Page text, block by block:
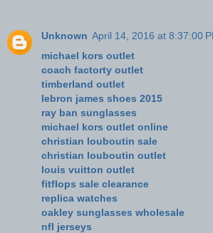
Unknown April 14, 2016 at 8:37:00
michael kors outlet
coach factorty outlet
timberland outlet
lebron james shoes 2015
ray ban sunglasses
michael kors outlet online
christian louboutin sale
christian louboutin outlet
louis vuitton outlet
fitflops sale clearance
replica watches
oakley sunglasses wholesale
nfl jerseys